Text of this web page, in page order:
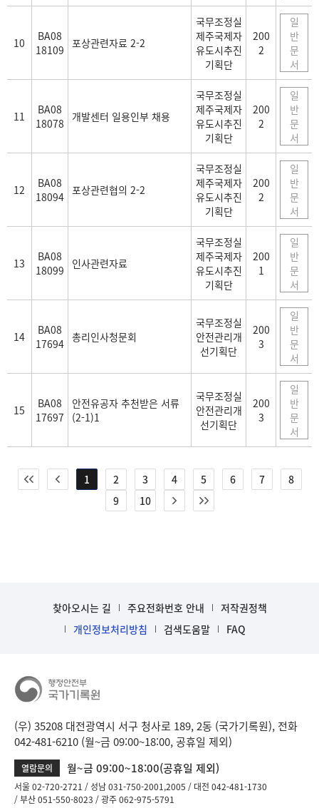
10
BA08
18109 포상관련자료 2-2
국무조정실
제주국제자
유도시추진
기획단
200
2
일
반
문
서
11
BA08
18078
개발센터 일용인부 채용
국무조정실
제주국제자
유도시추진
기획단
200
2
일
반
문
서
12
BA08
18094 포상관련협의 2-2
국무조정실
제주국제자
유도시추진
기획단
200
2
일
반
문
서
13
BA08
18099
인사관련자료
국무조정실
제주국제자
유도시추진
기획단
200
1
일
반
문
서
14
BA08
17694 총리인사청문회
국무조정실
안전관리개
선기획단
200
3
일
반
문
서
15
BA08
17697
안전유공자 추천받은 서류
(2-1)1
국무조정실
안전관리개
선기획단
200
3
일
반
문
서
1 2 3 4 5 6 7
8
9
10
찾아오시는 길 주요전화번호 안내
저작권정책
개인정보처리방침
검색도움말 FAQ
(우) 35208 대전광역시 서구 청사로 189, 2동 (국가기록원), 전화
042-481-6210 (월~금 09:00~18:00, 공휴일 제외)
열람문의 월~금 09:00~18:00(공휴일 제외)
서울 02-720-2721 성남 031-750-2001,2005
대전 042-481-1730
부산 051-550-8023
광주 062-975-5791